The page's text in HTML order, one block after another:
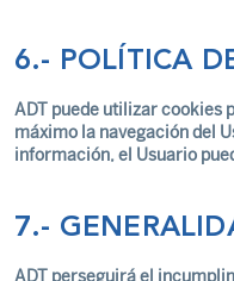
6.- POLÍTICA
ADT puede utilizar cookies
máximo la navegación del
información, el Usuario
7.-
ADT perseguirá el